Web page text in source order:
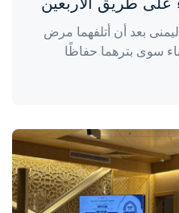
بعد أن أتلفهما مرض
سوى بترهما حفاظًا